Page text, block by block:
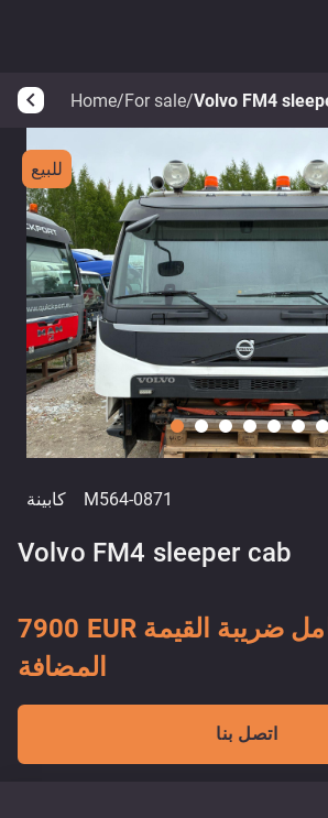
arrow_back_ios Home/For sale/Volvo FM4
للبيع
كابينة M564-0871
Volvo FM4 sleeper cab
7900 EUR غير شامل ضريبة القيمة
المضافة
اتصل بنا